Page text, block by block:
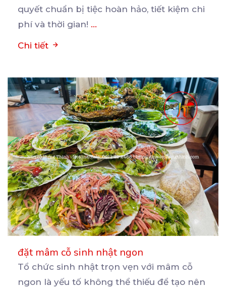
quyết chuẩn bị tiệc hoàn hảo, tiết kiệm chi
phí và thời gian! ...
Chi tiết
đặt mâm cỗ sinh nhật ngon
Tổ chức sinh nhật trọn vẹn với mâm cỗ
ngon là yếu tố không thể thiếu để tạo nên